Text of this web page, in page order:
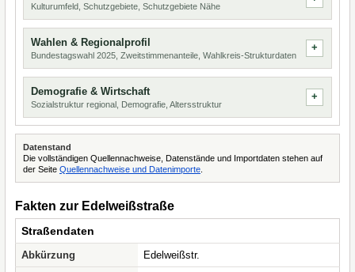
Kulturumfeld, Schutzgebiete, Schutzgebiete Nähe
Wahlen & Regionalprofil
Bundestagswahl 2025, Zweitstimmenanteile, Wahlkreis-Strukturdaten
Demografie & Wirtschaft
Sozialstruktur regional, Demografie, Altersstruktur
Datenstand
Die vollständigen Quellennachweise, Datenstände und Importdaten stehen auf
der Seite Quellennachweise und Datenimporte
Fakten zur Edelweißstraße
Straßendaten
Abkürzung
Edelweißstr.